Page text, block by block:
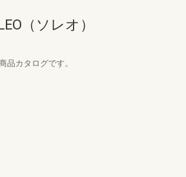
（ソレオ）
品カタログです。